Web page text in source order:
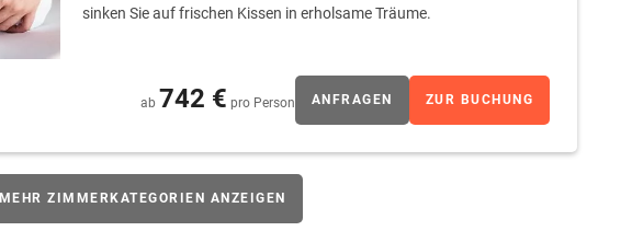
sinken Sie auf frischen Kissen in erholsame Träume.
ab 742 € pro Person ANFRAGEN ZUR BUCHUNG
MEHR ZIMMERKATEGORIEN ANZEIGEN